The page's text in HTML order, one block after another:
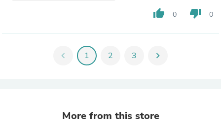
thumb_up 0 thumb_down 0
chevron_left 1 2 3 chevron_right
More from this store